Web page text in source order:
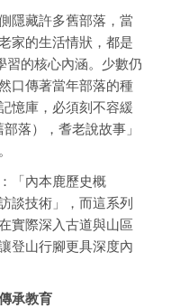
隱藏許多舊部落，當
家的生活情狀，都是
的核心內涵。少數仍
口傳著當年部落的種
憶庫，必須刻不容緩
落），耆老說故事」
「內本鹿歷史概
談技術」，而這系列
實際深入古道與山區
登山行腳更具深度內
承教育